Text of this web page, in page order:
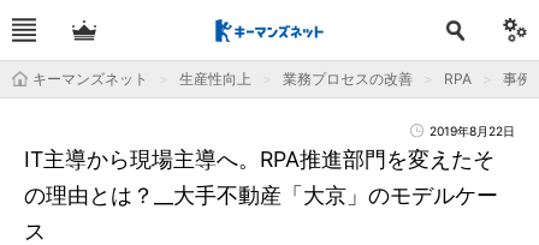
キーマンズネット 生産性向上 業務プロセスの改善 RPA 事例
2019年8月22日
IT主導から現場主導へ。RPA推進部門を変えたそ
の理由とは？__大手不動産「大京」のモデルケー
ス